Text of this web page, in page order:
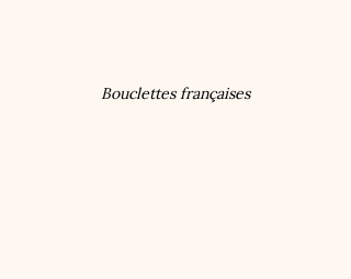
Bouclettes françaises